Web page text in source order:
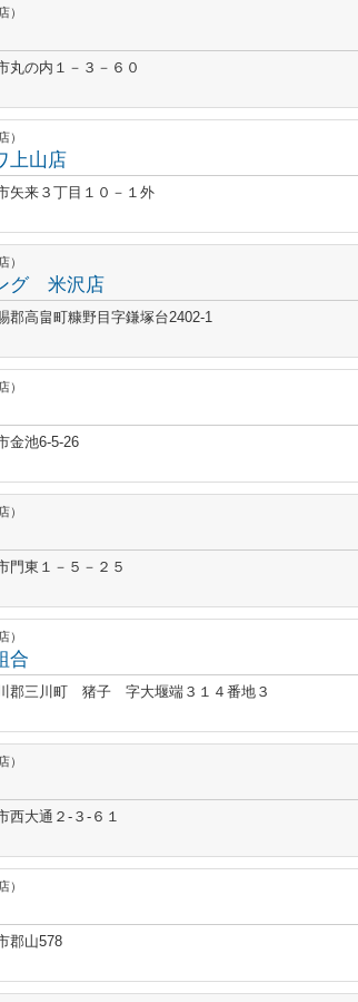
）
丸の内１－３－６０
）
上山店
矢来３丁目１０－１外
）
グ 米沢店
郡高畠町糠野目字鎌塚台2402-1
）
金池6-5-26
）
門東１－５－２５
）
合
郡三川町 猪子 字大堰端３１４番地３
）
大通２‐３‐６１
）
郡山578